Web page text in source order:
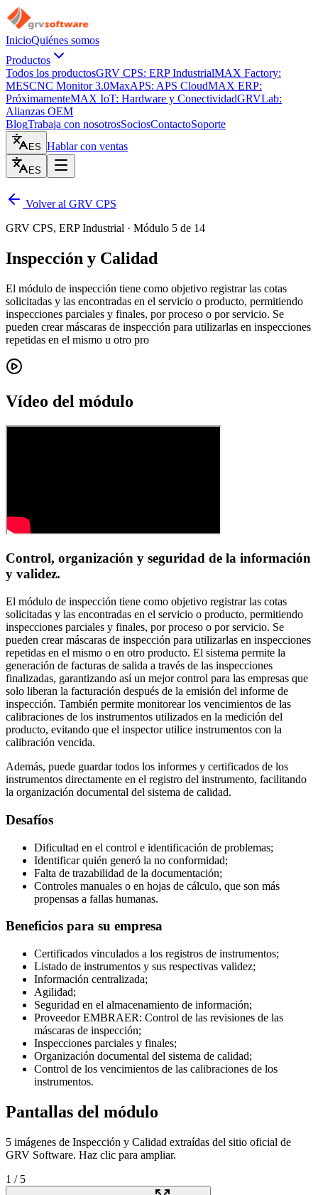
InicioQuiénes somos
Productos
Todos los productosGRV CPS: ERP IndustrialMAX Factory:
MESCNC Monitor 3.0MaxAPS: APS CloudMAX ERP:
PróximamenteMAX IoT: Hardware y ConectividadGRVLab:
Alianzas OEM
BlogTrabaja con nosotrosSociosContactoSoporte
ES Hablar con ventas
ES
Volver al GRV CPS
GRV CPS, ERP Industrial · Módulo 5 de 14
Inspección y Calidad
El módulo de inspección tiene como objetivo registrar las cotas
solicitadas y las encontradas en el servicio o producto, permitiendo
inspecciones parciales y finales, por proceso o por servicio. Se
pueden crear máscaras de inspección para utilizarlas en inspecciones
repetidas en el mismo u otro pro
Vídeo del módulo
Control, organización y seguridad de la información
y validez.
El módulo de inspección tiene como objetivo registrar las cotas
solicitadas y las encontradas en el servicio o producto, permitiendo
inspecciones parciales y finales, por proceso o por servicio. Se
pueden crear máscaras de inspección para utilizarlas en inspecciones
repetidas en el mismo o en otro producto. El sistema permite la
generación de facturas de salida a través de las inspecciones
finalizadas, garantizando así un mejor control para las empresas que
solo liberan la facturación después de la emisión del informe de
inspección. También permite monitorear los vencimientos de las
calibraciones de los instrumentos utilizados en la medición del
producto, evitando que el inspector utilice instrumentos con la
calibración vencida.
Además, puede guardar todos los informes y certificados de los
instrumentos directamente en el registro del instrumento, facilitando
la organización documental del sistema de calidad.
Desafíos
Dificultad en el control e identificación de problemas;
Identificar quién generó la no conformidad;
Falta de trazabilidad de la documentación;
Controles manuales o en hojas de cálculo, que son más
propensas a fallas humanas.
Beneficios para su empresa
Certificados vinculados a los registros de instrumentos;
Listado de instrumentos y sus respectivas validez;
Información centralizada;
Agilidad;
Seguridad en el almacenamiento de información;
Proveedor EMBRAER: Control de las revisiones de las
máscaras de inspección;
Inspecciones parciales y finales;
Organización documental del sistema de calidad;
Control de los vencimientos de las calibraciones de los
instrumentos.
Pantallas del módulo
5 imágenes de Inspección y Calidad extraídas del sitio oficial de
GRV Software. Haz clic para ampliar.
1 / 5